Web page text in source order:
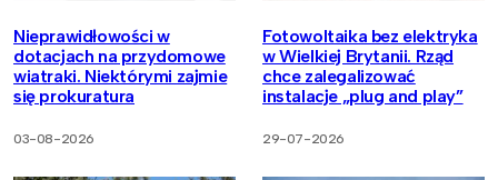
Nieprawidłowości w
dotacjach na przydomowe
wiatraki. Niektórymi zajmie
się prokuratura
03-08-2026
Fotowoltaika bez elektryka
w Wielkiej Brytanii. Rząd
chce zalegalizować
instalacje „plug and play”
29-07-2026